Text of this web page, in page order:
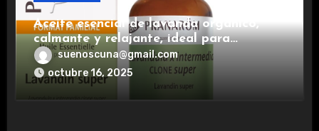
Aceite esencial de lavanda orgánico,
calmante y relajante, ideal para
aromaterapia.
suenoscuna@gmail.com
octubre 16, 2025